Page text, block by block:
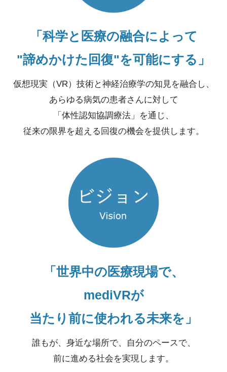
「科学と医療の融合によって
"諦めかけた回復"を可能にする」
仮想現実（VR）技術と神経治療学の知見を融合し、
あらゆる病気の患者さんに対して
「体性認知協調療法」を通じ、
従来の限界を超える回復の機会を提供します。
「世界中の医療現場で、
mediVRが
当たり前に使われる未来を」
誰もが、身近な場所で、自分のペースで、
前に進める社会を実現します。